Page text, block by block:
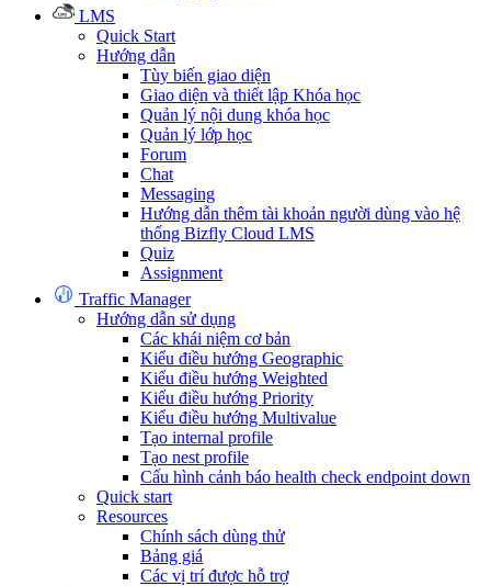
LMS
Quick Start
Hướng dẫn
Tùy biến giao diện
Giao diện và thiết lập Khóa học
Quản lý nội dung khóa học
Quản lý lớp học
Forum
Chat
Messaging
Hướng dẫn thêm tài khoản người dùng vào hệ
thống Bizfly Cloud LMS
Quiz
Assignment
Traffic Manager
Hướng dẫn sử dụng
Các khái niệm cơ bản
Kiểu điều hướng Geographic
Kiểu điều hướng Weighted
Kiểu điều hướng Priority
Kiểu điều hướng Multivalue
Tạo internal profile
Tạo nest profile
Cấu hình cảnh báo health check endpoint down
Quick start
Resources
Chính sách dùng thử
Bảng giá
Các vị trí được hỗ trợ